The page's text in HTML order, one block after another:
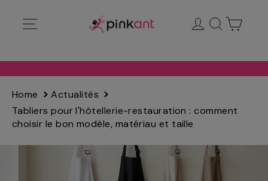
directamente
Ingresar
Buscar
Home
Actualités
Tabliers pour l'hôtellerie-restauration : comment
choisir le bon modèle, matériau et taille